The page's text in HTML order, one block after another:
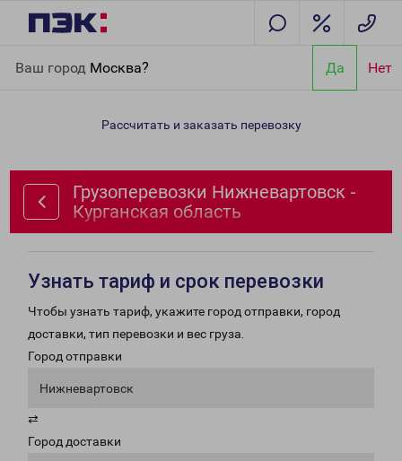
Ваш город Москва? Да Нет
Курганская область
Рассчитать и заказать перевозку
Грузоперевозки Нижневартовск -
Курганская область
Узнать тариф и срок перевозки
Чтобы узнать тариф, укажите город отправки, город
доставки, тип перевозки и вес груза.
Город отправки
Нижневартовск
⇄
Город доставки